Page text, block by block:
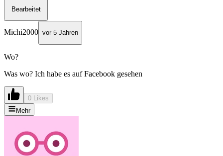
Bearbeitet
Michi2000 vor 5 Jahren
Wo?
Was wo? Ich habe es auf Facebook gesehen
0 Likes
Mehr